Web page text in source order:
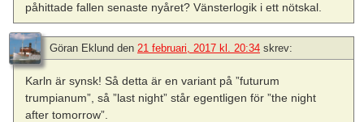
påhittade fallen senaste nyåret? Vänsterlogik i ett nötskal.
Göran Eklund den 21 februari, 2017 kl. 20:34 skrev:
Karln är synsk! Så detta är en variant på ”futurum
trumpianum”, så ”last night” står egentligen för ”the night
after tomorrow”.